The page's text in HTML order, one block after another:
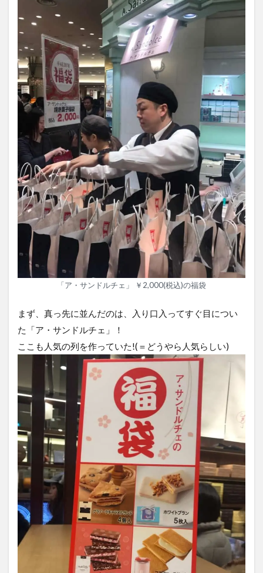
「ア・サンドルチェ」 ￥2,000(税込)の福袋
まず、真っ先に並んだのは、入り口入ってすぐ目につい
た「ア・サンドルチェ」！
ここも人気の列を作っていた!(＝どうやら人気らしい)